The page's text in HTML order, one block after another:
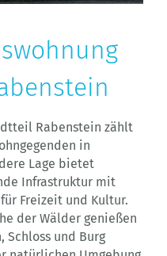
Rabenstein zählt
in
Lage bietet
Infrastruktur mit
Freizeit und Kultur.
der Wälder genießen
Schloss und Burg